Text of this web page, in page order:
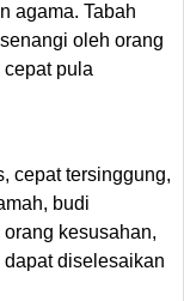
agama. Tabah
oleh orang
cepat pula
cepat tersinggung,
budi
kesusahan,
diselesaikan